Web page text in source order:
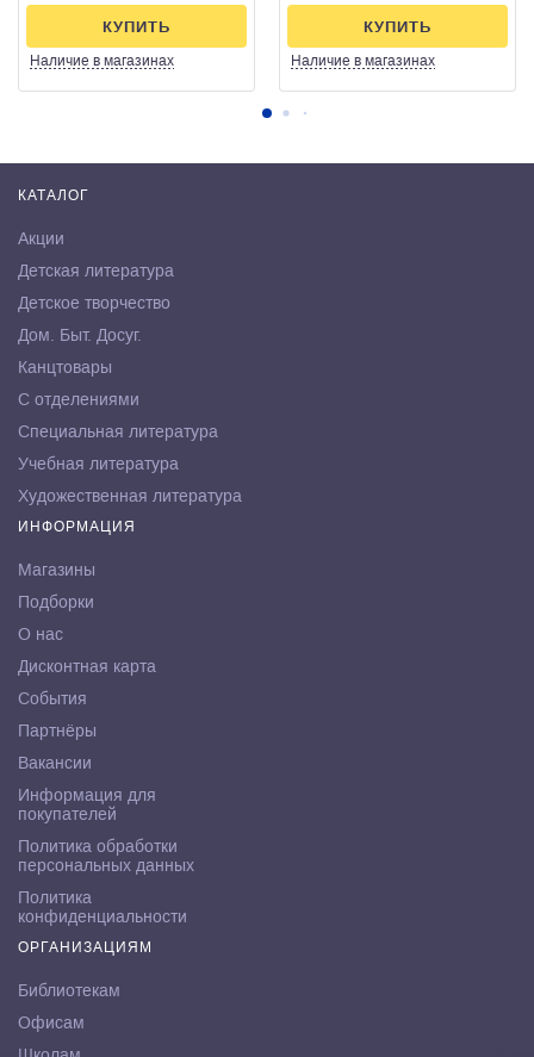
Наличие в магазинах
КУПИТЬ
Наличие в магазинах
КУПИТЬ
КАТАЛОГ
Акции
Детская литература
Детское творчество
Дом. Быт. Досуг.
Канцтовары
С отделениями
Специальная литература
Учебная литература
Художественная литература
ИНФОРМАЦИЯ
Магазины
Подборки
О нас
Дисконтная карта
События
Партнёры
Вакансии
Информация для
покупателей
Политика обработки
персональных данных
Политика
конфиденциальности
ОРГАНИЗАЦИЯМ
Библиотекам
Офисам